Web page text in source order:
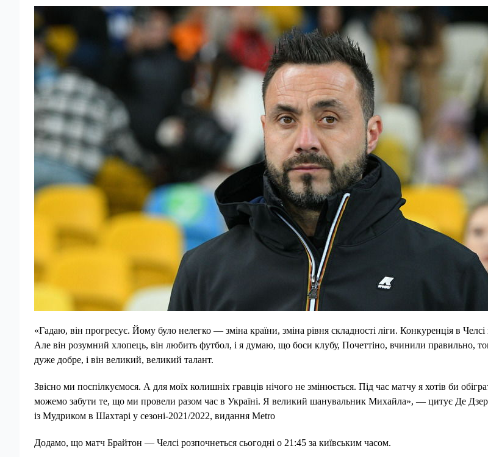
«Гадаю, він прогресує. Йому було нелегко — зміна країни, зміна рівня складності ліги. Конкуренція в
Але він розумний хлопець, він любить футбол, і я думаю, що боси клубу, Почеттіно, вчинили правильно,
дуже добре, і він великий, великий талант.
Звісно ми поспілкуємося. А для моїх колишніх гравців нічого не змінюється. Під час матчу я хотів би
можемо забути те, що ми провели разом час в Україні. Я великий шанувальник Михайла», — цитує Де
із Мудриком в Шахтарі у сезоні-2021/2022, видання Metro
Додамо, що матч Брайтон — Челсі розпочнеться сьогодні о 21:45 за київським часом.